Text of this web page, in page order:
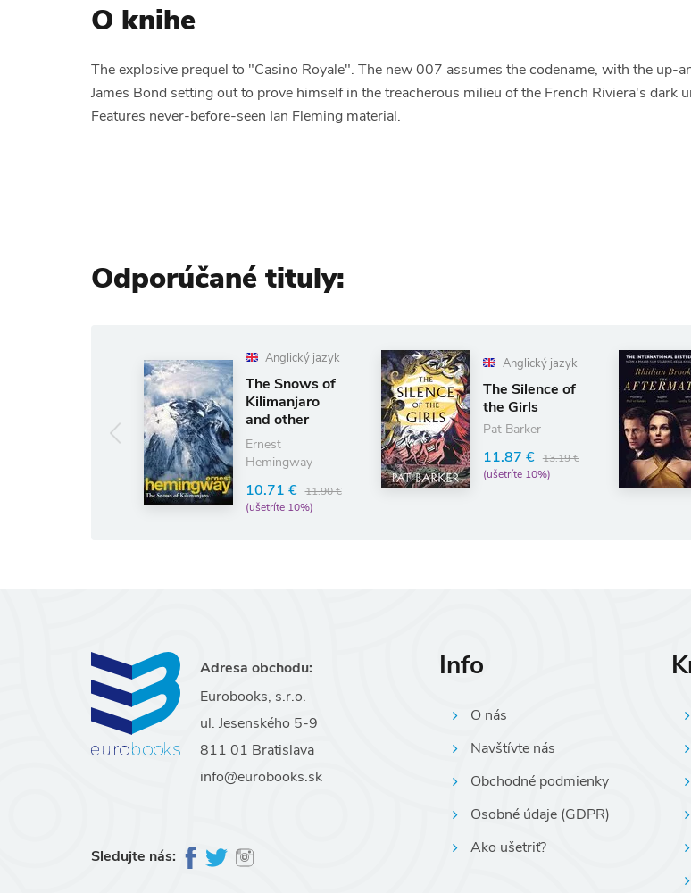
O knihe
The explosive prequel to "Casino Royale". The new 007 assumes the codename, with the up-
James Bond setting out to prove himself in the treacherous milieu of the French Riviera's dark
Features never-before-seen Ian Fleming material.
Odporúčané tituly:
Anglický jazyk
The Snows of
Kilimanjaro
and other
Stories
Ernest
Hemingway
10.71 € 11.90 €
(ušetríte 10%)
Anglický jazyk
The Silence of
the Girls
Pat Barker
11.87 € 13.19 €
(ušetríte 10%)
The
Aftermath.
Film Tie-In
11.52 € 12.80
(ušetríte 10%)
Adresa obchodu:
Eurobooks, s.r.o.
ul. Jesenského 5-9
811 01 Bratislava
info@eurobooks.sk
Sledujte nás:
Info
O nás
Navštívte nás
Obchodné podmienky
Osobné údaje (GDPR)
Ako ušetriť?